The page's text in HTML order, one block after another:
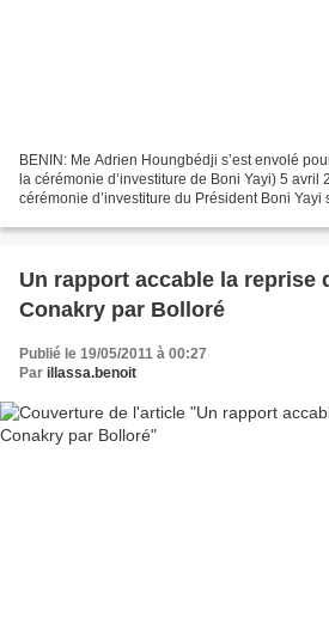
BENIN: Me Adrien Houngbédji s’est envolé
la cérémonie d’investiture de Boni Yayi) 5 avril
cérémonie d’investiture du Président Boni Yayi
Un rapport accable la reprise
Conakry par Bolloré
Publié le 19/05/2011 à 00:27
Par illassa.benoit